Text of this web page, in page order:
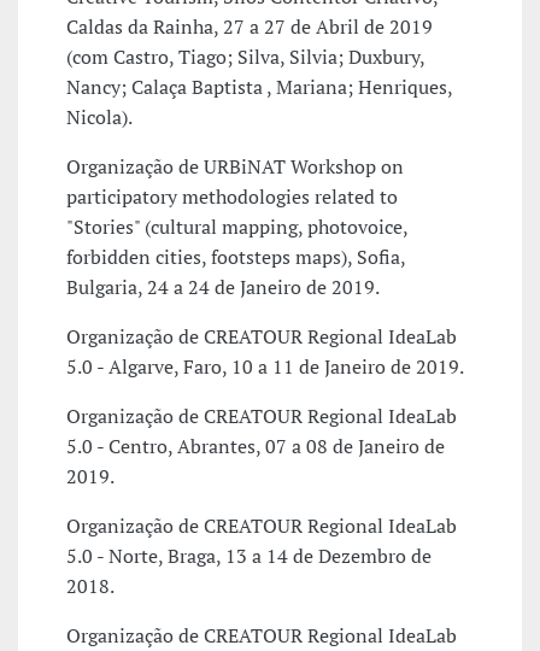
Caldas da Rainha, 27 a 27 de Abril de 2019
(com Castro, Tiago; Silva, Silvia; Duxbury,
Nancy; Calaça Baptista , Mariana; Henriques,
Nicola).
Organização de URBiNAT Workshop on
participatory methodologies related to
"Stories" (cultural mapping, photovoice,
forbidden cities, footsteps maps), Sofia,
Bulgaria, 24 a 24 de Janeiro de 2019.
Organização de CREATOUR Regional IdeaLab
5.0 - Algarve, Faro, 10 a 11 de Janeiro de 2019.
Organização de CREATOUR Regional IdeaLab
5.0 - Centro, Abrantes, 07 a 08 de Janeiro de
2019.
Organização de CREATOUR Regional IdeaLab
5.0 - Norte, Braga, 13 a 14 de Dezembro de
2018.
Organização de CREATOUR Regional IdeaLab